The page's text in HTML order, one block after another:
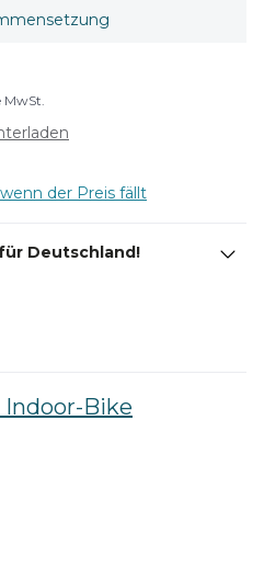
MwSt.
der Preis fällt
Deutschland!
Bike